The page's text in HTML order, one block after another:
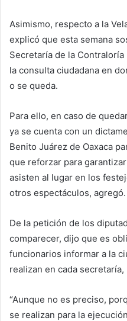
Asimismo, respecto a la
explicó que esta semana
Secretaría de la
la consulta ciudadana en
o se queda.
Para ello, en caso de
ya se cuenta con un
Benito Juárez de Oaxaca
que reforzar para
asisten al lugar en los
otros espectáculos, agregó.
De la petición de los
comparecer, dijo que es
funcionarios informar a la
realizan en cada
“Aunque no es preciso,
se realizan para la